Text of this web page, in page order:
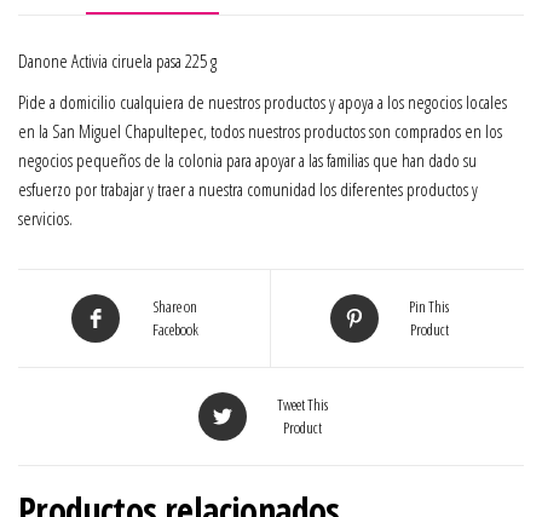
Danone Activia ciruela pasa 225 g
Pide a domicilio cualquiera de nuestros productos y apoya a los negocios locales
en la San Miguel Chapultepec, todos nuestros productos son comprados en los
negocios pequeños de la colonia para apoyar a las familias que han dado su
esfuerzo por trabajar y traer a nuestra comunidad los diferentes productos y
servicios.
Share on
Facebook
Pin This
Product
Tweet This
Product